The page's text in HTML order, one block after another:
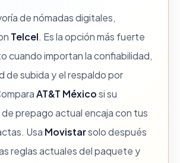
de nómadas digitales,
Telcel. Es la opción más fuerte
cuando importan la confiabilidad,
de subida y el respaldo por
AT&T Méxicosi su
prepago actual encaja con tus
Usa Movistarsolo después
reglas actuales del paquete y